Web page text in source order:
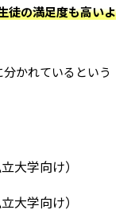
徒の満足度も高いよ
かれているという
大学向け）
大学向け）